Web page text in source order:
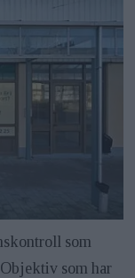
som
som har